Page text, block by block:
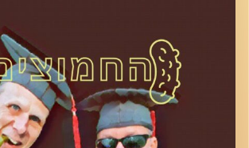
קרדיט תמונות:AudioVersity